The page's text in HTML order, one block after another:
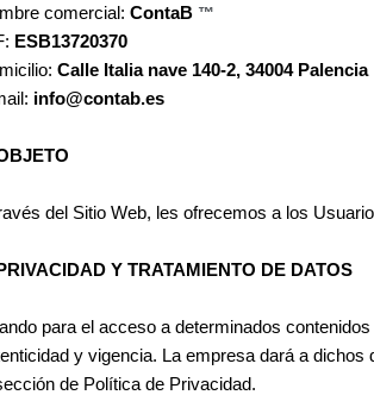
comercial: ContaB ™
ESB13720370
Calle Italia nave 140-2, 34004 Palencia
info@contab.es
del Sitio Web, les ofrecemos a los
Y TRATAMIENTO DE DATOS
para el acceso a determinados
y vigencia. La empresa dará a
de Política de Privacidad.